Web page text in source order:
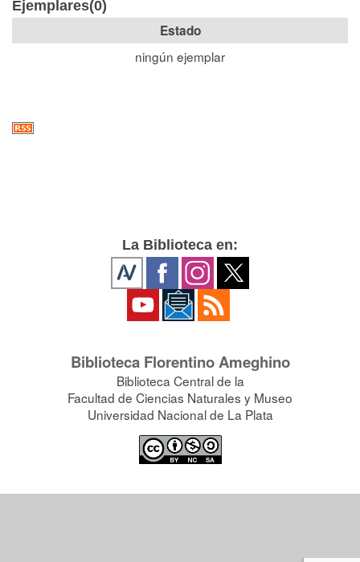
Ejemplares(0)
Estado
ningún ejemplar
La Biblioteca en:
Biblioteca Florentino Ameghino
Biblioteca Central de la
Facultad de Ciencias Naturales y Museo
Universidad Nacional de La Plata